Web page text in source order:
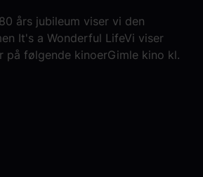
års jubileum viser vi den
It's a Wonderful LifeVi viser
på følgende kinoerGimle kino kl.